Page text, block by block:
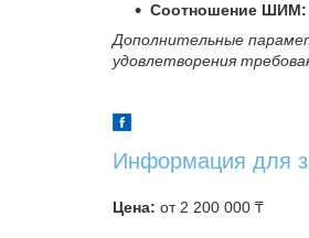
Соотношение ШИМ:
Дополнительные
удовлетворения
Информация для
Цена: от 2 200 000 ₸